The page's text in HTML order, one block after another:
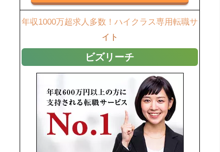
年収1000万超求人多数！ハイクラス専用転職サ
イト
ビズリーチ